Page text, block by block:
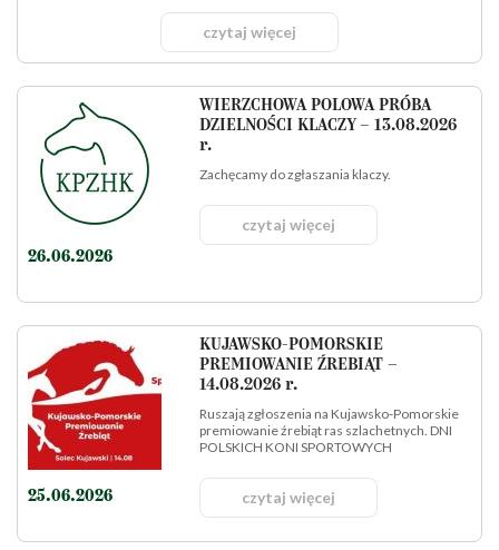
czytaj więcej
26.06.2026
WIERZCHOWA POLOWA PRÓBA
DZIELNOŚCI KLACZY – 13.08.2026
r.
Zachęcamy do zgłaszania klaczy.
czytaj więcej
25.06.2026
KUJAWSKO-POMORSKIE
PREMIOWANIE ŹREBIĄT –
14.08.2026 r.
Ruszają zgłoszenia na Kujawsko-Pomorskie
premiowanie źrebiąt ras szlachetnych. DNI
POLSKICH KONI SPORTOWYCH
czytaj więcej